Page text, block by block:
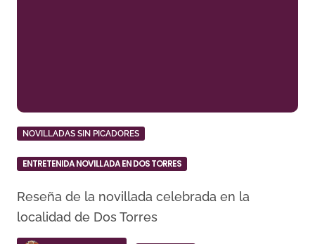
NOVILLADAS SIN PICADORES
ENTRETENIDA NOVILLADA EN DOS TORRES
Reseña de la novillada celebrada en la
localidad de Dos Torres